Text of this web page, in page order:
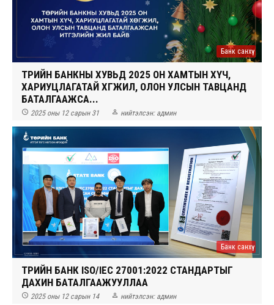
Банк санхүү
ТӨРИЙН БАНКНЫ ХУВЬД 2025 ОН ХАМТЫН ХҮЧ,
ХАРИУЦЛАГАТАЙ ХӨГЖИЛ, ОЛОН УЛСЫН ТАВЦАНД
БАТАЛГААЖСА...
 2025 оны 12 сарын 31  нийтэлсэн: админ
Банк санхүү
ТӨРИЙН БАНК ISO/IEC 27001:2022 СТАНДАРТЫГ
ДАХИН БАТАЛГААЖУУЛЛАА
 2025 оны 12 сарын 14  нийтэлсэн: админ